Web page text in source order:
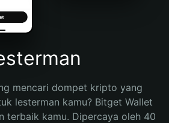
mencari dompet kripto yang
lesterman kamu? Bitget Wallet
terbaik kamu. Dipercaya oleh 40